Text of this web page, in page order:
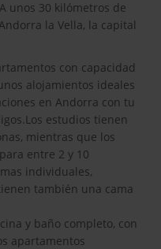
unos 30 kilómetros de
la Vella, la capital
con capacidad
alojamientos ideales
en Andorra con tu
estudios tienen
mientras que los
entre 2 y 10
individuales,
también una cama
y baño completo, con
apartamentos